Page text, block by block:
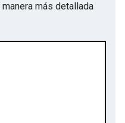
más detallada